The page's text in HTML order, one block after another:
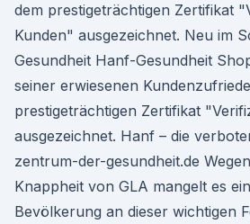
dem prestigeträchtigen Zertifikat
Kunden" ausgezeichnet. Neu im
Gesundheit Hanf-Gesundheit
seiner erwiesenen
prestigeträchtigen Zertifikat
ausgezeichnet. Hanf – die
zentrum-der-gesundheit.de
Knappheit von GLA mangelt es
Bevölkerung an dieser wichtigen